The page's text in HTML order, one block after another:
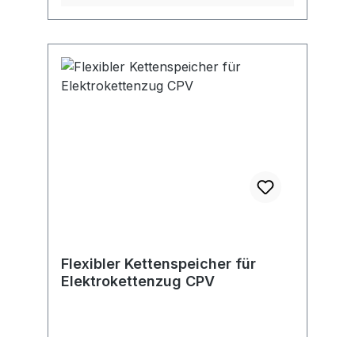
Flexibler Kettenspeicher für
Elektrokettenzug CPV